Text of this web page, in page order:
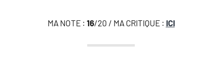
MA NOTE : 16/20 / MA CRITIQUE : ICI